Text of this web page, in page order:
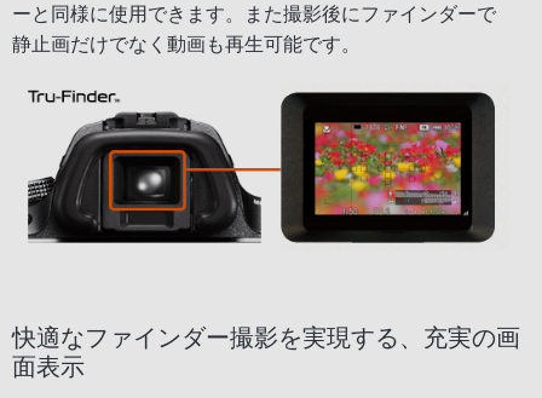
ーと同様に使用できます。また撮影後にファインダーで
静止画だけでなく動画も再生可能です。
快適なファインダー撮影を実現する、充実の画
面表示